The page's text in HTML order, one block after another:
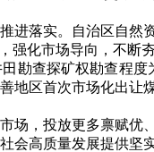
落实。自治区自然
强化市场导向，不
查探矿权勘查程度
地区首次市场化出
，投放更多禀赋优
会高质量发展提供坚